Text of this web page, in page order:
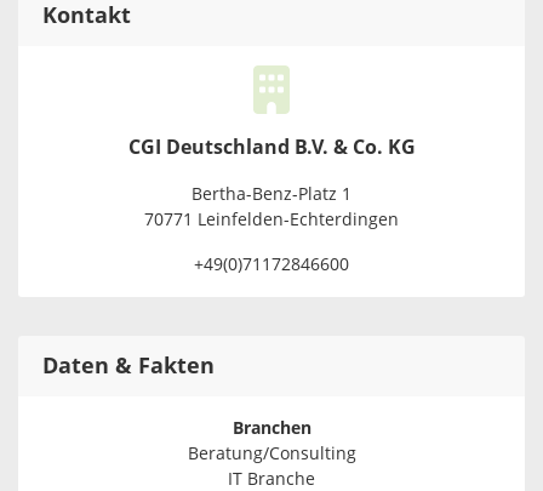
Kontakt
CGI Deutschland B.V. & Co. KG
Bertha-Benz-Platz 1
70771 Leinfelden-Echterdingen
+49(0)71172846600
Daten & Fakten
Branchen
Beratung/Consulting
IT Branche